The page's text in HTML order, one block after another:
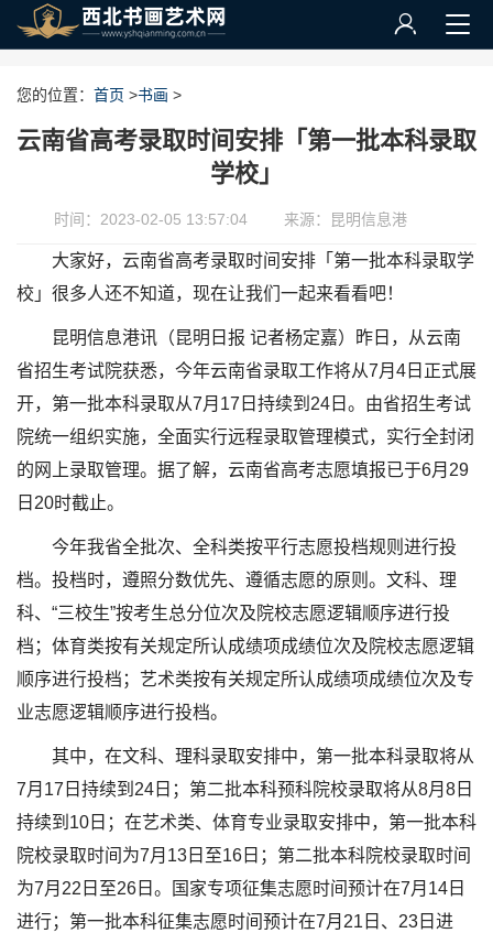
您的位置： 首页 >书画 >
云南省高考录取时间安排「第一批本科录取
学校」
时间：2023-02-05 13:57:04 来源：昆明信息港
大家好，云南省高考录取时间安排「第一批本科录取学
校」很多人还不知道，现在让我们一起来看看吧！
昆明信息港讯（昆明日报 记者杨定嘉）昨日，从云南
省招生考试院获悉，今年云南省录取工作将从7月4日正式展
开，第一批本科录取从7月17日持续到24日。由省招生考试
院统一组织实施，全面实行远程录取管理模式，实行全封闭
的网上录取管理。据了解，云南省高考志愿填报已于6月29
日20时截止。
今年我省全批次、全科类按平行志愿投档规则进行投
档。投档时，遵照分数优先、遵循志愿的原则。文科、理
科、“三校生”按考生总分位次及院校志愿逻辑顺序进行投
档；体育类按有关规定所认成绩项成绩位次及院校志愿逻辑
顺序进行投档；艺术类按有关规定所认成绩项成绩位次及专
业志愿逻辑顺序进行投档。
其中，在文科、理科录取安排中，第一批本科录取将从
7月17日持续到24日；第二批本科预科院校录取将从8月8日
持续到10日；在艺术类、体育专业录取安排中，第一批本科
院校录取时间为7月13日至16日；第二批本科院校录取时间
为7月22日至26日。国家专项征集志愿时间预计在7月14日
进行；第一批本科征集志愿时间预计在7月21日、23日进